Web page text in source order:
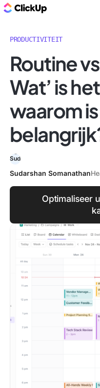
PRODUCTIVITEIT
Routine
Wat’ is
waarom
Sudarshan Somanathan
Optimaliseer